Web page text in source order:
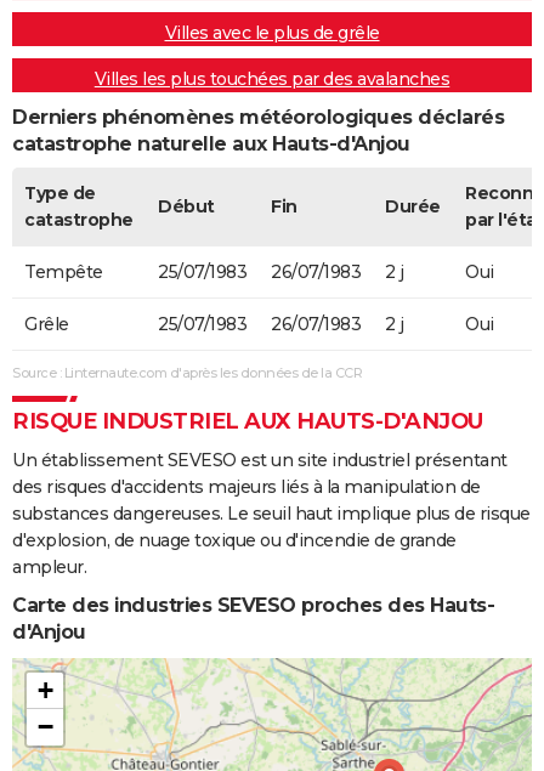
Villes avec le plus de grêle
Villes les plus touchées par des avalanches
Derniers phénomènes météorologiques déclarés
catastrophe naturelle aux Hauts-d'Anjou
Type de
catastrophe
Début Fin Durée
par l'état
Tempête 25/07/1983 26/07/1983 2 j Oui
Grêle 25/07/1983 26/07/1983 2 j Oui
Source : Linternaute.com d'après les données de la CCR
RISQUE INDUSTRIEL AUX HAUTS-D'ANJOU
Un établissement SEVESO est un site industriel présentant
des risques d'accidents majeurs liés à la manipulation de
substances dangereuses. Le seuil haut implique plus de risque
d'explosion, de nuage toxique ou d'incendie de grande
ampleur.
Carte des industries SEVESO proches des Hauts-
d'Anjou
+
−